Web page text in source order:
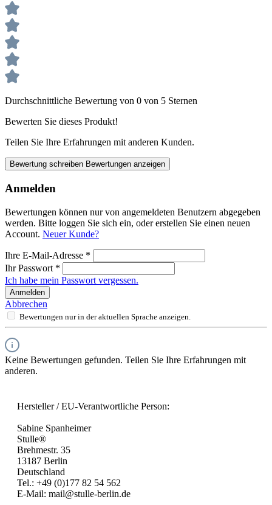
Durchschnittliche Bewertung von 0 von 5 Sternen
Bewerten Sie dieses Produkt!
Teilen Sie Ihre Erfahrungen mit anderen Kunden.
Bewertung schreiben Bewertungen anzeigen
Anmelden
Bewertungen können nur von angemeldeten Benutzern abgegeben
werden. Bitte loggen Sie sich ein, oder erstellen Sie einen neuen
Account. Neuer Kunde?
Ihre E-Mail-Adresse *
Ihr Passwort *
Ich habe mein Passwort vergessen.
Anmelden
Abbrechen
Bewertungen nur in der aktuellen Sprache anzeigen.
Keine Bewertungen gefunden. Teilen Sie Ihre Erfahrungen mit
anderen.
Hersteller / EU-Verantwortliche Person:
Sabine Spanheimer
Stulle®
Brehmestr. 35
13187 Berlin
Deutschland
Tel.: +49 (0)177 82 54 562
E-Mail: mail@stulle-berlin.de